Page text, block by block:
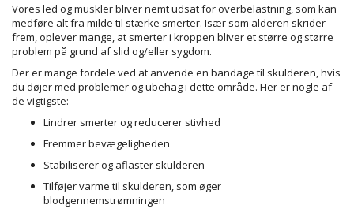
Vores led og muskler bliver nemt udsat for overbelastning, som kan
medføre alt fra milde til stærke smerter. Især som alderen skrider
frem, oplever mange, at smerter i kroppen bliver et større og større
problem på grund af slid og/eller sygdom.
Der er mange fordele ved at anvende en bandage til skulderen, hvis
du døjer med problemer og ubehag i dette område. Her er nogle af
de vigtigste:
Lindrer smerter og reducerer stivhed
Fremmer bevægeligheden
Stabiliserer og aflaster skulderen
Tilføjer varme til skulderen, som øger
blodgennemstrømningen